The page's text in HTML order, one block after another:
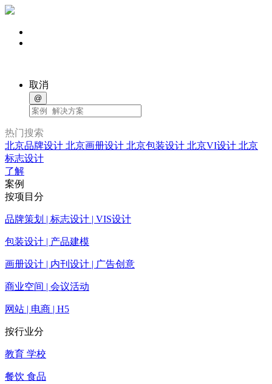
取消
@
热门搜索
北京品牌设计 北京画册设计 北京包装设计 北京VI设计 北京
标志设计
了解
案例
按项目分
品牌策划 | 标志设计 | VIS设计
包装设计 | 产品建模
画册设计 | 内刊设计 | 广告创意
商业空间 | 会议活动
网站 | 电商 | H5
按行业分
教育 学校
餐饮 食品